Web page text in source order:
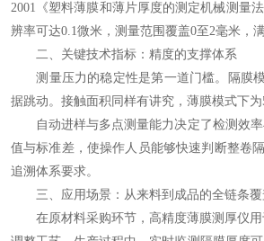
2001《塑料薄膜和薄片厚度的测定机械测量
辨率可达0.1微米，测量范围覆盖0至2毫米，
二、关键技术指标：精度的支撑体系
测量压力的稳定性是第一道门槛。隔膜模
据跳动。接触面积同样有讲究，薄膜模式下
自动进样与多点测量能力决定了检测效率
值与标准差，使操作人员能够快速判断整卷
追溯体系要求。
三、应用场景：从来料到成品的全链条覆
在原材料采购环节，高精度薄膜测厚仪用